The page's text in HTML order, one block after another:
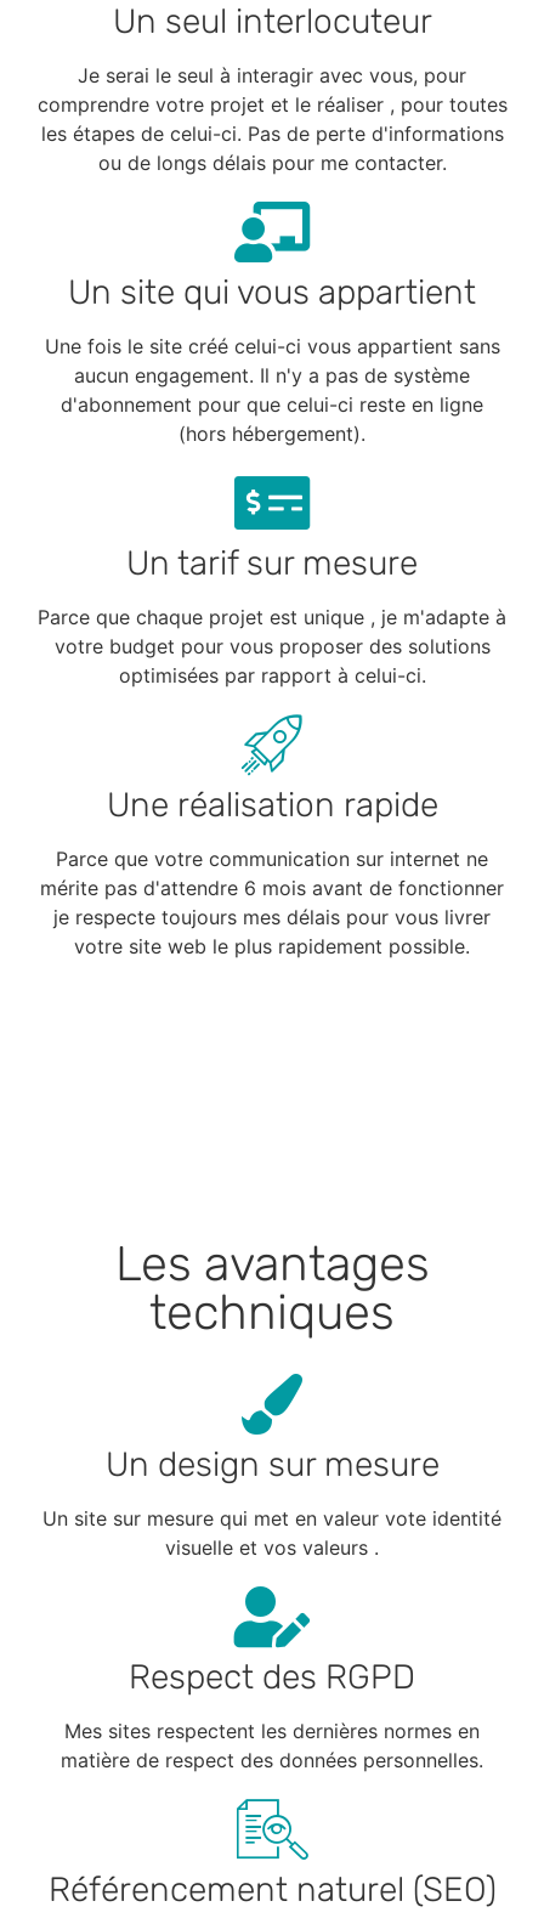
Un seul interlocuteur
Je serai le seul à interagir avec vous, pour
comprendre votre projet et le réaliser , pour toutes
les étapes de celui-ci. Pas de perte d'informations
ou de longs délais pour me contacter.
Un site qui vous appartient
Une fois le site créé celui-ci vous appartient sans
aucun engagement. Il n'y a pas de système
d'abonnement pour que celui-ci reste en ligne
(hors hébergement).
Un tarif sur mesure
Parce que chaque projet est unique , je m'adapte à
votre budget pour vous proposer des solutions
optimisées par rapport à celui-ci.
Une réalisation rapide
Parce que votre communication sur internet ne
mérite pas d'attendre 6 mois avant de fonctionner
je respecte toujours mes délais pour vous livrer
votre site web le plus rapidement possible.
Les avantages
techniques
Un design sur mesure
Un site sur mesure qui met en valeur vote identité
visuelle et vos valeurs .
Respect des RGPD
Mes sites respectent les dernières normes en
matière de respect des données personnelles.
Référencement naturel (SEO)